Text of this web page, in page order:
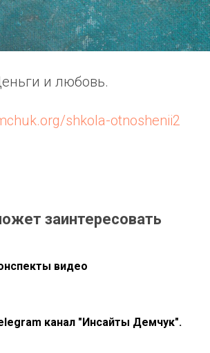
и любовь.
shkola-otnoshenii2
заинтересовать
видео
канал "Инсайты Демчук".